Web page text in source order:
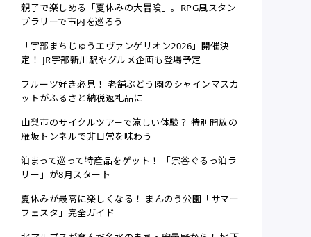
親子で楽しめる「夏休みの大冒険」。RPG風スタン
プラリーで市内を巡ろう
「宇部まちじゅうエヴァンゲリオン2026」開催決
定！ JR宇部新川駅やグルメ企画も登場予定
フルーツ好き必見！ 老舗ぶどう園のシャインマスカ
ットがふるさと納税返礼品に
山梨市のサイクルツアーで涼しい体験？ 特別開放の
雁坂トンネルで非日常を味わう
泊まって巡って特産品をゲット！ 「宗谷ぐるっ泊ラ
リー」が8月スタート
夏休みが最高に楽しくなる！ まんのう公園「サマー
フェスタ」完全ガイド